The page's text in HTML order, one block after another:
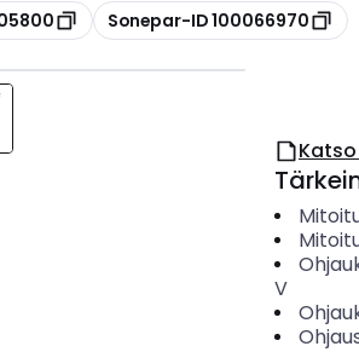
Kopioi
Sonepar-ID 100066970
V